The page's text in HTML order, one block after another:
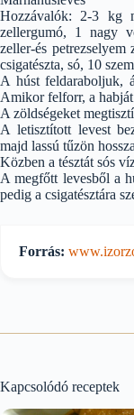
Hozzávalók: 2-3 kg
zellergumó, 1 nagy
zeller-és
csigatészta, só, 10
A húst feldaraboljuk,
Amikor felforr, a
A zöldségeket
A letisztított levest
majd lassú tűzön
Közben a tésztát sós
A megfőtt levesből a
pedig a csigatésztára
Forrás:
Kapcsolódó receptek